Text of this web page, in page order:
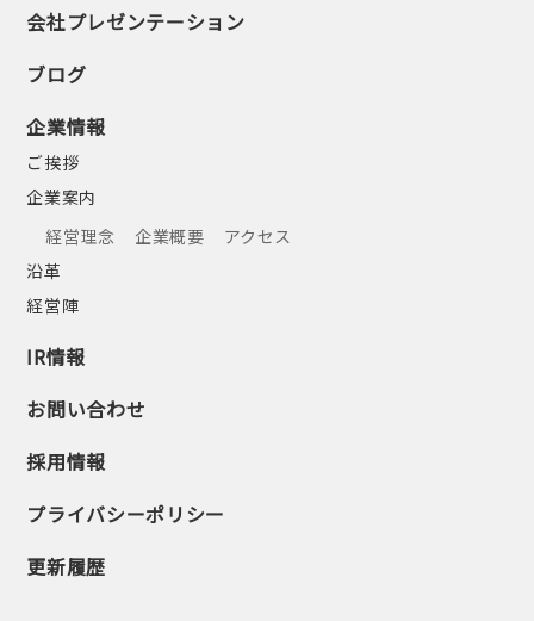
会社プレゼンテーション
ブログ
企業情報
ご挨拶
企業案内
経営理念
企業概要
アクセス
沿革
経営陣
IR情報
お問い合わせ
採用情報
プライバシーポリシー
更新履歴